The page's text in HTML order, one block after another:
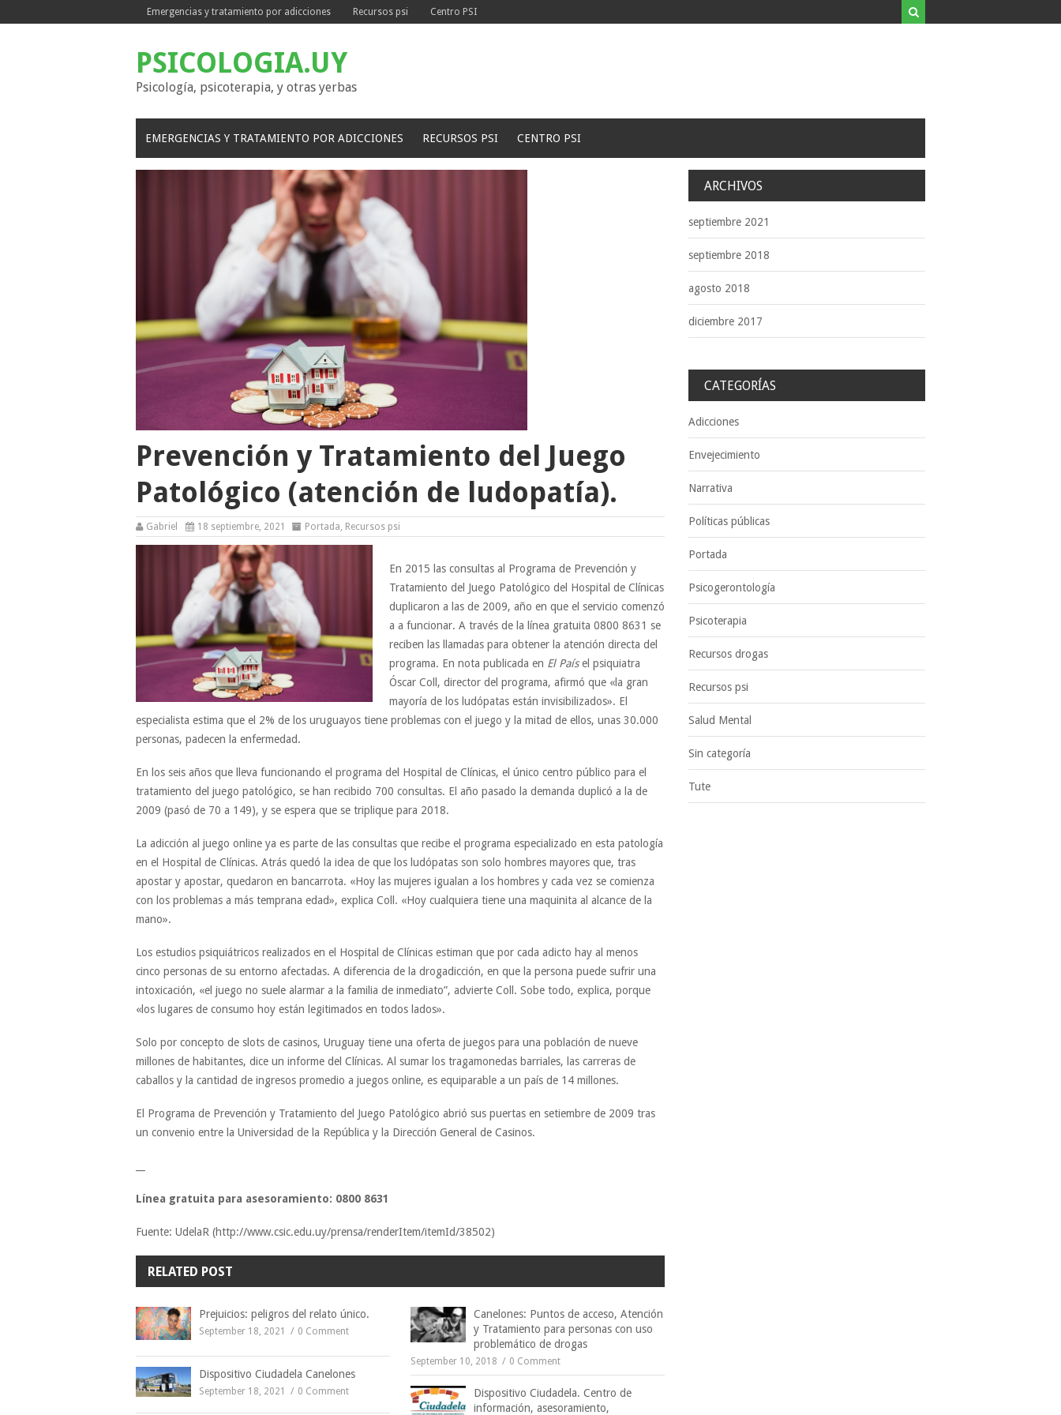
to
Emergencias y tratamiento por adicciones Recursos psi Centro PSI
PSICOLOGIA.UY
Psicología, psicoterapia, y otras yerbas
EMERGENCIAS Y TRATAMIENTO POR ADICCIONES RECURSOS PSI CENTRO PSI
Prevención y Tratamiento del Juego
Patológico (atención de ludopatía).
Gabriel 18 septiembre, 2021 Portada Recursos psi
En 2015 las consultas al Programa de Prevención y
Tratamiento del Juego Patológico del Hospital de Clínicas
duplicaron a las de 2009, año en que el servicio comenzó
a a funcionar. A través de la línea gratuita 0800 8631 se
reciben las llamadas para obtener la atención directa del
programa. En nota publicada en El Paísel psiquiatra
Óscar Coll, director del programa, afirmó que «la gran
mayoría de los ludópatas están invisibilizados». El
especialista estima que el 2% de los uruguayos tiene problemas con el juego y la mitad de ellos, unas 30.000
personas, padecen la enfermedad.
En los seis años que lleva funcionando el programa del Hospital de Clínicas, el único centro público para el
tratamiento del juego patológico, se han recibido 700 consultas. El año pasado la demanda duplicó a la de
2009 (pasó de 70 a 149), y se espera que se triplique para 2018.
La adicción al juego online ya es parte de las consultas que recibe el programa especializado en esta patología
en el Hospital de Clínicas. Atrás quedó la idea de que los ludópatas son solo hombres mayores que, tras
apostar y apostar, quedaron en bancarrota. «Hoy las mujeres igualan a los hombres y cada vez se comienza
con los problemas a más temprana edad», explica Coll. «Hoy cualquiera tiene una maquinita al alcance de la
mano».
Los estudios psiquiátricos realizados en el Hospital de Clínicas estiman que por cada adicto hay al menos
cinco personas de su entorno afectadas. A diferencia de la drogadicción, en que la persona puede sufrir una
intoxicación, «el juego no suele alarmar a la familia de inmediato”, advierte Coll. Sobe todo, explica, porque
«los lugares de consumo hoy están legitimados en todos lados».
Solo por concepto de slots de casinos, Uruguay tiene una oferta de juegos para una población de nueve
millones de habitantes, dice un informe del Clínicas. Al sumar los tragamonedas barriales, las carreras de
caballos y la cantidad de ingresos promedio a juegos online, es equiparable a un país de 14 millones.
El Programa de Prevención y Tratamiento del Juego Patológico abrió sus puertas en setiembre de 2009 tras
un convenio entre la Universidad de la República y la Dirección General de Casinos.
Línea gratuita para asesoramiento: 0800 8631
Fuente: UdelaR (http://www.csic.edu.uy/prensa/renderItem/itemId/38502)
RELATED POST
Prejuicios: peligros del relato único.
September 18, 2021 0 Comment
Canelones: Puntos de acceso, Atención
y Tratamiento para personas con uso
problemático de drogas
September 10, 2018 0 Comment
Dispositivo Ciudadela Canelones
September 18, 2021 0 Comment
Dispositivo Ciudadela. Centro de
información, asesoramiento,
ARCHIVOS
septiembre 2021
septiembre 2018
agosto 2018
diciembre 2017
CATEGORÍAS
Adicciones
Envejecimiento
Narrativa
Políticas públicas
Portada
Psicogerontología
Psicoterapia
Recursos drogas
Recursos psi
Salud Mental
Sin categoría
Tute